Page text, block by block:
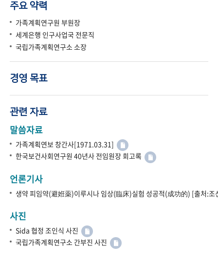
주요 약력
가족계획연구원 부원장
세계은행 인구사업국 전문직
국립가족계획연구소 소장
경영 목표
관련 자료
말씀자료
가족계획연보 창간사[1971.03.31]
한국보건사회연구원 40년사 전임원장 회고록
언론기사
생약 피임약(避姙薬)이루시나 임상(臨床)실험 성공적(成功的) [출처:
사진
Sida 협정 조인식 사진
국립가족계획연구소 간부진 사진